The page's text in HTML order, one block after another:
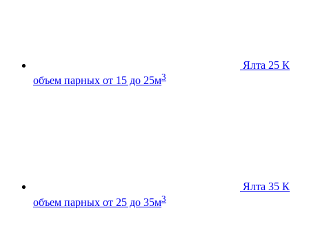
Ялта 25 К
объем парных от 15 до 25м3
Ялта 35 К
объем парных от 25 до 35м3